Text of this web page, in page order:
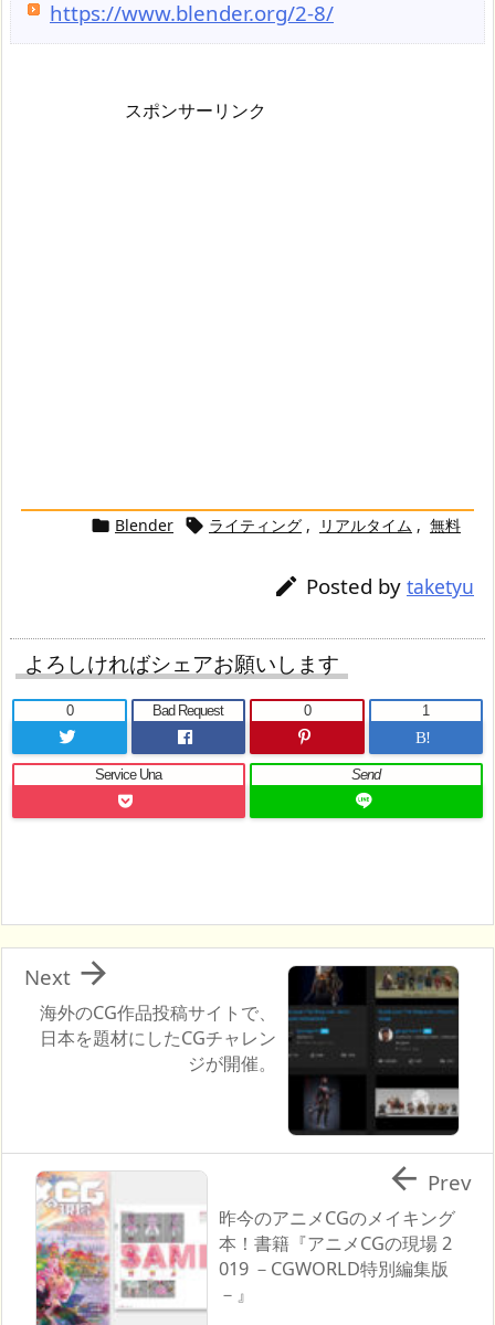
https://www.blender.org/2-8/
スポンサーリンク
 Blender  ライティング , リアルタイム , 無料
 Posted by taketyu
よろしければシェアお願いします
0 Bad Request
0
B!
1
Service Una Send
海外のCG作品投稿サイトで、
日本を題材にしたCGチャレン
ジが開催。

Next
昨今のアニメCGのメイキング
本！書籍『アニメCGの現場 2
019 －CGWORLD特別編集版
－』
 Prev